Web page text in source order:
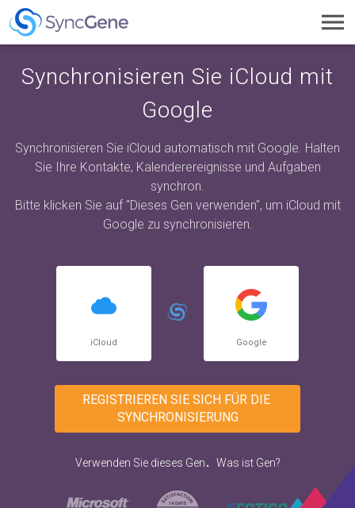
Synchronisieren Sie iCloud mit
Google
Synchronisieren Sie iCloud automatisch mit Google. Halten
Sie Ihre Kontakte, Kalenderereignisse und Aufgaben
synchron.
Bitte klicken Sie auf "Dieses Gen verwenden", um iCloud mit
Google zu synchronisieren.
iCloud Google
REGISTRIEREN SIE SICH FÜR DIE
SYNCHRONISIERUNG
Verwenden Sie dieses Gen. Was ist Gen?